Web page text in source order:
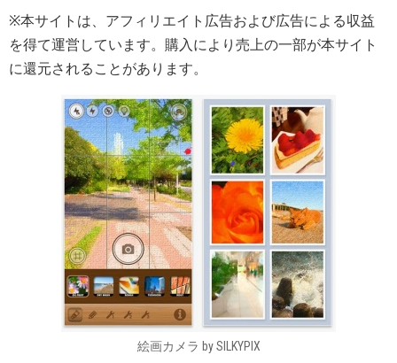
※本サイトは、アフィリエイト広告および広告による収益
を得て運営しています。購入により売上の一部が本サイト
に還元されることがあります。
絵画カメラ by SILKYPIX